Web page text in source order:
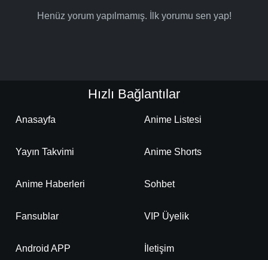
Henüz yorum yapılmamış. İlk yorumu sen yap!
Hızlı Bağlantılar
Anasayfa Anime Listesi
Yayın Takvimi Anime Shorts
Anime Haberleri Sohbet
Fansublar VIP Üyelik
Android APP İletişim